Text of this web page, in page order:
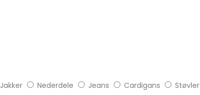
Jakker Nederdele Jeans Cardigans Støvler